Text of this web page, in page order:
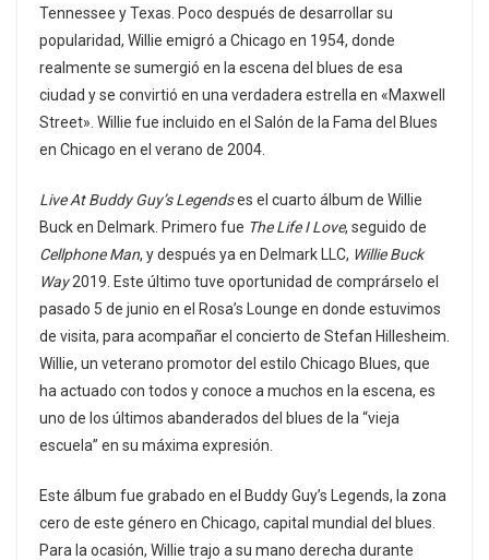
Tennessee y Texas. Poco después de desarrollar su
popularidad, Willie emigró a Chicago en 1954, donde
realmente se sumergió en la escena del blues de esa
ciudad y se convirtió en una verdadera estrella en «Maxwell
Street». Willie fue incluido en el Salón de la Fama del Blues
en Chicago en el verano de 2004.
Live At Buddy Guy’s Legendses el cuarto álbum de Willie
Buck en Delmark. Primero fue The Life I Love, seguido de
Cellphone Man, y después ya en Delmark LLC, Willie Buck
Way2019. Este último tuve oportunidad de comprárselo el
pasado 5 de junio en el Rosa’s Lounge en donde estuvimos
de visita, para acompañar el concierto de Stefan Hillesheim.
Willie, un veterano promotor del estilo Chicago Blues, que
ha actuado con todos y conoce a muchos en la escena, es
uno de los últimos abanderados del blues de la “vieja
escuela” en su máxima expresión.
Este álbum fue grabado en el Buddy Guy’s Legends, la zona
cero de este género en Chicago, capital mundial del blues.
Para la ocasión, Willie trajo a su mano derecha durante